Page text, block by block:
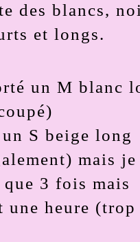
des blancs,
et longs.
un M blanc
S beige long
mais je
3 fois mais
une heure (trop